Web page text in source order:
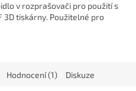
v rozprašovači pro použití s
3D tiskárny. Použitelné pro
Hodnocení (1) Diskuze